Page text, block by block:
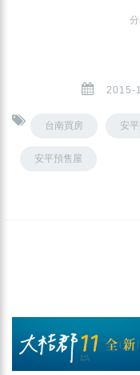
分
2015-
台南買房 安
安平預售屋